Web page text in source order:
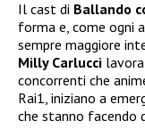
Il cast di Ballando
forma e, come ogni
sempre maggiore
Milly Carlucci
concorrenti che
Rai1, iniziano a
che stanno facendo